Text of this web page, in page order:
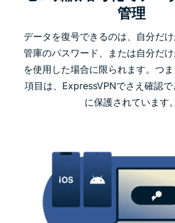
管理
データを復号できるのは、自分だ
管庫のパスワード、または自分だ
を使用した場合に限られます。つ
項目は、ExpressVPNでさえ確認
に保護されています。